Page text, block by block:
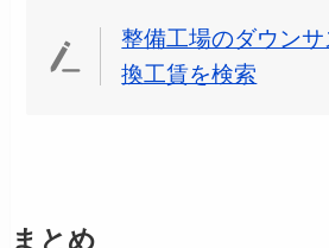
整備工場のダウン
換工賃を検索
まとめ